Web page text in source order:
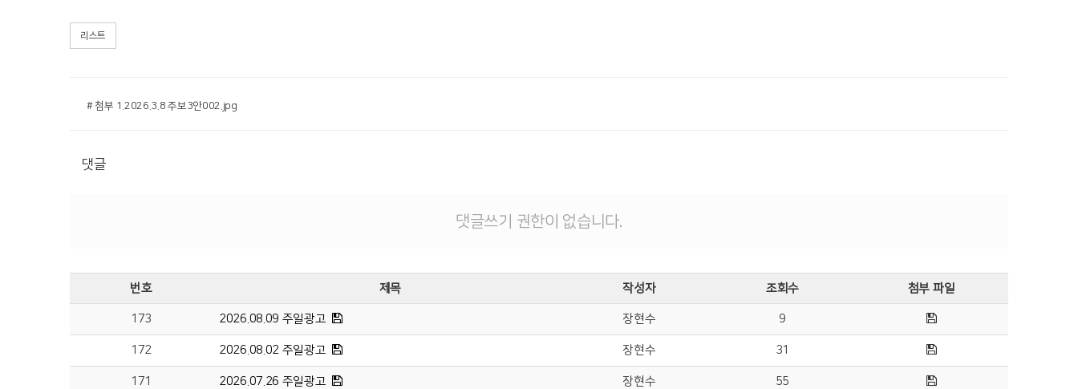
리스트
# 첨부 1.2026.3.8 주보3안002.jpg
댓글
댓글쓰기 권한이 없습니다.
번호 제목 작성자 조회수 첨부 파일
173 2026.08.09 주일광고 장현수 9
172 2026.08.02 주일광고 장현수 31
171 2026.07.26 주일광고 장현수 55